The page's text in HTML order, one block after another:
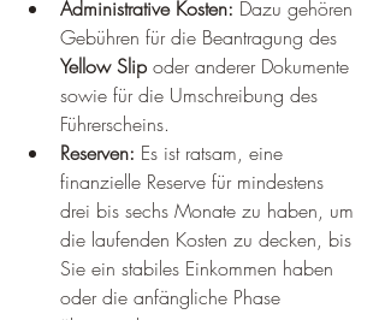
Administrative Kosten: Dazu gehören
Gebühren für die Beantragung des
Yellow Slip oder anderer Dokumente
sowie für die Umschreibung des
Führerscheins.
Reserven: Es ist ratsam, eine
finanzielle Reserve für mindestens
drei bis sechs Monate zu haben, um
die laufenden Kosten zu decken, bis
Sie ein stabiles Einkommen haben
oder die anfängliche Phase